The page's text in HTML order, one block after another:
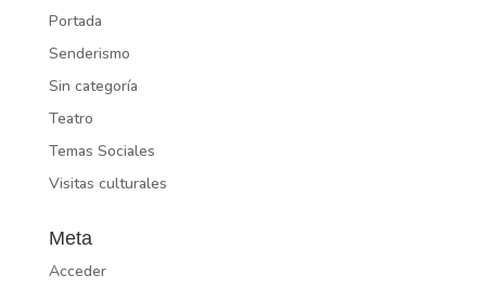
Portada
Senderismo
Sin categoría
Teatro
Temas Sociales
Visitas culturales
Meta
Acceder